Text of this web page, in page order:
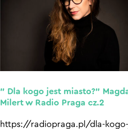
” Dla kogo jest miasto?”
Milert w Radio Praga cz.2
https://radiopraga.pl/dla-